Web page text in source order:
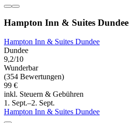
Hampton Inn & Suites Dundee
Hampton Inn & Suites Dundee
Dundee
9,2/10
Wunderbar
(354 Bewertungen)
99 €
inkl. Steuern & Gebühren
1. Sept.–2. Sept.
Hampton Inn & Suites Dundee